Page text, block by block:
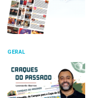
GERAL